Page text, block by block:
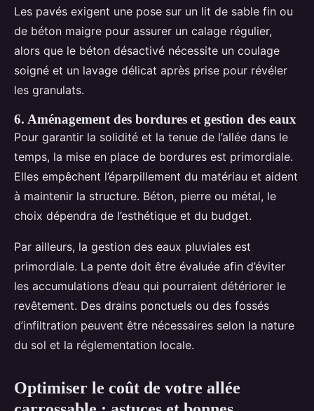
Les pavés exigent une pose sur un lit de sable fin ou
de béton maigre pour assurer un calage régulier,
alors que le béton désactivé nécessite un coulage
soigné et un lavage délicat après prise pour révéler
les granulats.
6. Aménagement des bordures et gestion des eaux
Pour garantir la solidité et la tenue de l’allée dans le
temps, la mise en place de bordures est primordiale.
Elles empêchent l’éparpillement du matériau et aident
à maintenir la structure. Béton, pierre ou métal, le
choix dépendra de l’esthétique et du budget.
Par ailleurs, la gestion des eaux pluviales est
primordiale. La pente doit être évaluée afin d’éviter
les accumulations d’eau qui pourraient détériorer le
revêtement. Des drains ponctuels ou des fossés
d’infiltration peuvent être nécessaires selon la nature
du sol et la réglementation locale.
Optimiser le coût de votre allée